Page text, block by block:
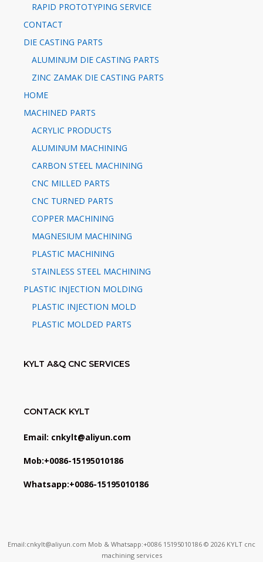
RAPID PROTOTYPING SERVICE
CONTACT
DIE CASTING PARTS
ALUMINUM DIE CASTING PARTS
ZINC ZAMAK DIE CASTING PARTS
HOME
MACHINED PARTS
ACRYLIC PRODUCTS
ALUMINUM MACHINING
CARBON STEEL MACHINING
CNC MILLED PARTS
CNC TURNED PARTS
COPPER MACHINING
MAGNESIUM MACHINING
PLASTIC MACHINING
STAINLESS STEEL MACHINING
PLASTIC INJECTION MOLDING
PLASTIC INJECTION MOLD
PLASTIC MOLDED PARTS
KYLT A&Q CNC SERVICES
CONTACK KYLT
Email: cnkylt@aliyun.com
Mob:+0086-15195010186
Whatsapp:+0086-15195010186
Email:cnkylt@aliyun.com Mob & Whatsapp:+0086 15195010186 © 2026 KYLT cnc
machining services